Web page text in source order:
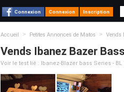
Connexion Connexion Inscription
Accueil > Petites Annonces de Matos > Vends
Vends Ibanez Bazer
Voir le test lié : Ibanez-Blazer bass Series - BL